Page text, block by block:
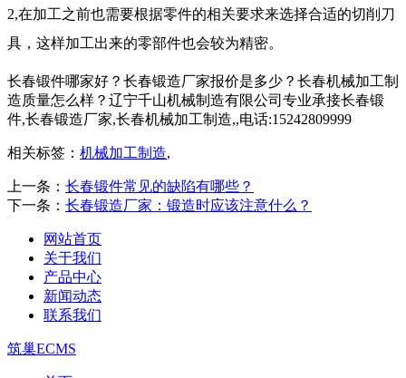
2,在加工之前也需要根据零件的相关要求来选择合适的切削刀
具，这样加工出来的零部件也会较为精密。
长春锻件哪家好？长春锻造厂家报价是多少？长春机械加工制
造质量怎么样？辽宁千山机械制造有限公司专业承接长春锻
件,长春锻造厂家,长春机械加工制造,,电话:15242809999
相关标签： 机械加工制造,
上一条： 长春锻件常见的缺陷有哪些？
下一条： 长春锻造厂家：锻造时应该注意什么？
网站首页
关于我们
产品中心
新闻动态
联系我们
筑巢ECMS